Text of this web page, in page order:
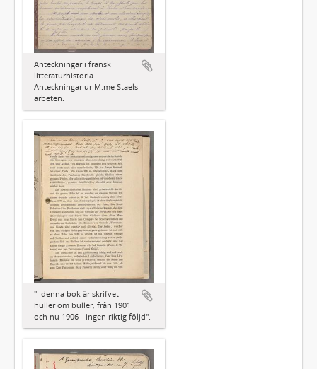
Anteckningar i fransk
litteraturhistoria.
Anteckningar ur M:me Staels
arbeten.
"I denna bok är skrifvet
huller om buller, från 1901
och nu 1906 - ingen riktig följd".